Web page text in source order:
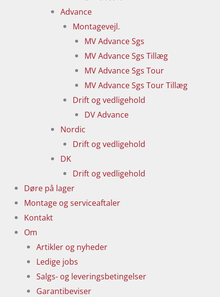
Advance
Montagevejl.
MV Advance Sgs
MV Advance Sgs Tillæg
MV Advance Sgs Tour
MV Advance Sgs Tour Tillæg
Drift og vedligehold
DV Advance
Nordic
Drift og vedligehold
DK
Drift og vedligehold
Døre på lager
Montage og serviceaftaler
Kontakt
Om
Artikler og nyheder
Ledige jobs
Salgs- og leveringsbetingelser
Garantibeviser